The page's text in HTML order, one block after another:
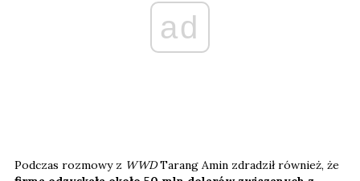
ad
Podczas rozmowy z WWDTarang Amin zdradził również, że